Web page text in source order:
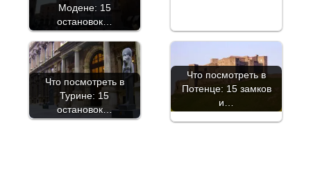
Модене: 15
остановок…
Что посмотреть в
Турине: 15
остановок…
Что посмотреть в
Потенце: 15 замков
и…